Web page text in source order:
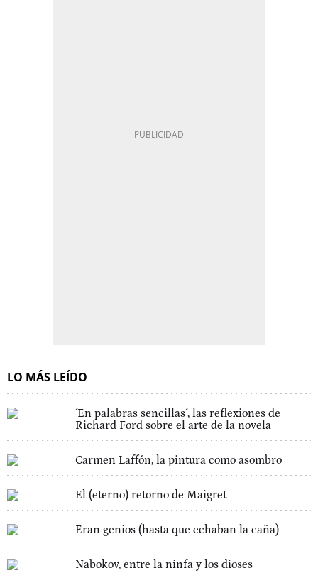
LO MÁS LEÍDO
´En palabras sencillas´, las reflexiones de
Richard Ford sobre el arte de la novela
Carmen Laffón, la pintura como asombro
El (eterno) retorno de Maigret
Eran genios (hasta que echaban la caña)
Nabokov, entre la ninfa y los dioses